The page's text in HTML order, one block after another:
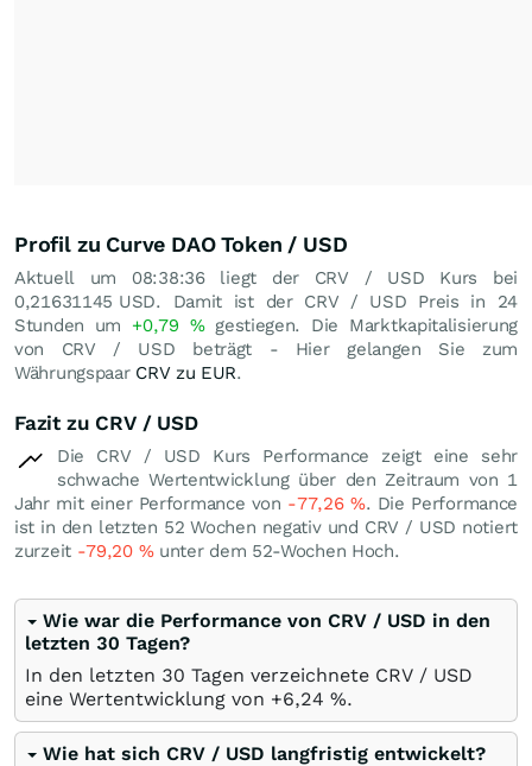
Profil zu Curve DAO Token / USD
Aktuell um 08:38:36 liegt der CRV / USD Kurs bei
0,21631145 USD. Damit ist der CRV / USD Preis in 24
Stunden um +0,79 %gestiegen. Die Marktkapitalisierung
von CRV / USD beträgt - Hier gelangen Sie zum
Währungspaar CRV zu EUR.
Fazit zu CRV / USD
Die CRV / USD Kurs Performance zeigt eine sehr
schwache Wertentwicklung über den Zeitraum von 1
Jahr mit einer Performance von -77,26 %. Die Performance
ist in den letzten 52 Wochen negativ und CRV / USD notiert
zurzeit -79,20 %unter dem 52-Wochen Hoch.
Wie war die Performance von CRV / USD in den
letzten 30 Tagen?
In den letzten 30 Tagen verzeichnete CRV / USD
eine Wertentwicklung von +6,24 %.
Wie hat sich CRV / USD langfristig entwickelt?